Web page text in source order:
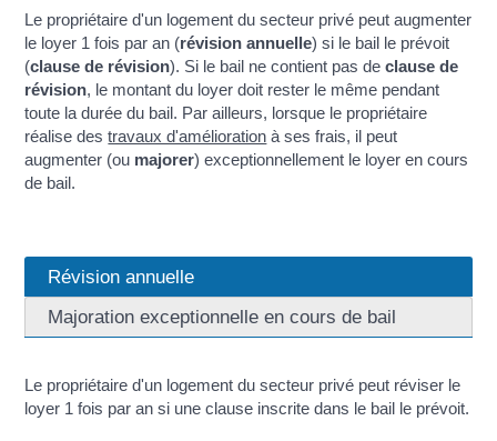
Le propriétaire d'un logement du secteur privé peut augmenter
le loyer 1 fois par an (révision annuelle) si le bail le prévoit
(clause de révision). Si le bail ne contient pas declause de
révision, le montant du loyer doit rester le même pendant
toute la durée du bail. Par ailleurs, lorsque le propriétaire
réalise destravaux d'amélioration à ses frais, il peut
augmenter (ou majorer) exceptionnellement le loyer en cours
de bail.
Révision annuelle
Majoration exceptionnelle en cours de bail
Le propriétaire d'un logement du secteur privé peut réviser le
loyer 1 fois par an si une clause inscrite dans le bail le prévoit.